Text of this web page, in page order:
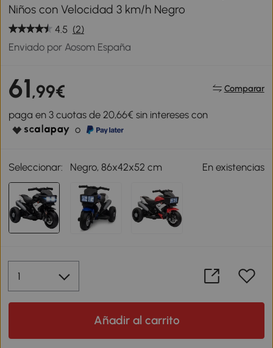
Niños con Velocidad 3 km/h Negro
4.5 (2)
Enviado por Aosom España
61,99€ Comparar
paga en 3 cuotas de 20,66€ sin intereses con
o
Seleccionar: Negro, 86x42x52 cm En existencias
Añadir al carrito